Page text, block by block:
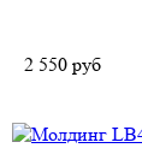
2 550 руб